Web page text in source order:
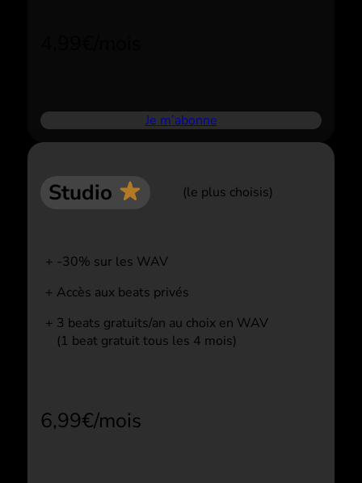
Je m’abonne
Studio (le plus choisis)
-30% sur les WAV
Accès aux beats privés
3 beats gratuits/an au choix en WAV
(1 beat gratuit tous les 4 mois)
6,99€/mois